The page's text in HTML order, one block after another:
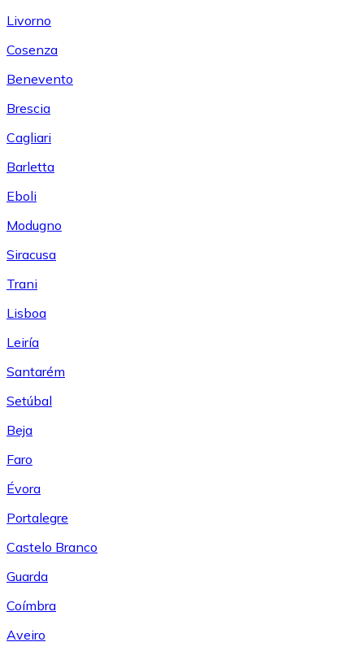
Livorno
Cosenza
Benevento
Brescia
Cagliari
Barletta
Eboli
Modugno
Siracusa
Trani
Lisboa
Leiría
Santarém
Setúbal
Beja
Faro
Évora
Portalegre
Castelo Branco
Guarda
Coímbra
Aveiro